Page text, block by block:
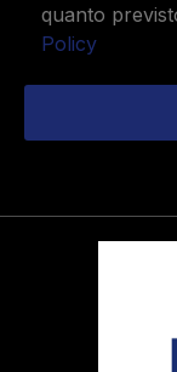
quanto
Policy